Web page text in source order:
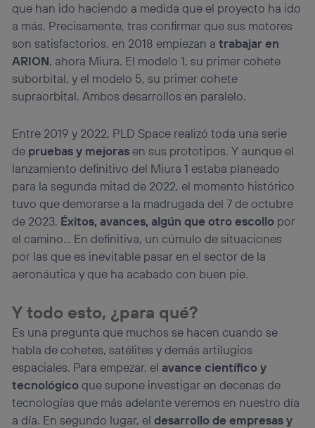
que han ido haciendo a medida que el proyecto ha ido
a más. Precisamente, tras confirmar que sus motores
son satisfactorios, en 2018 empiezan atrabajar en
ARION, ahora Miura. El modelo 1, su primer cohete
suborbital, y el modelo 5, su primer cohete
supraorbital. Ambos desarrollos en paralelo.
Entre 2019 y 2022, PLD Space realizó toda una serie
de pruebas y mejorasen sus prototipos. Y aunque el
lanzamiento definitivo del Miura 1 estaba planeado
para la segunda mitad de 2022, el momento histórico
tuvo que demorarse a la madrugada del 7 de octubre
de 2023. Éxitos, avances, algún que otro escollo por
el camino… En definitiva, un cúmulo de situaciones
por las que es inevitable pasar en el sector de la
aeronáutica y que ha acabado con buen pie.
Y todo esto, ¿para qué?
Es una pregunta que muchos se hacen cuando se
habla de cohetes, satélites y demás artilugios
espaciales. Para empezar, el avance científico y
tecnológicoque supone investigar en decenas de
tecnologías que más adelante veremos en nuestro día
a día. En segundo lugar, eldesarrollo de empresas y